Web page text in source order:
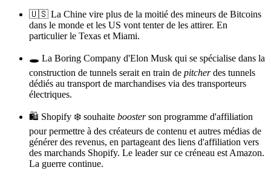
🇺🇸 La Chine vire plus de la moitié des mineurs de Bitcoins
dans le monde et les US vont tenter de les attirer. En
particulier le Texas et Miami.
🕳 La Boring Company d'Elon Musk qui se spécialise dans la
construction de tunnels serait en train de pitcherdes tunnels
dédiés au transport de marchandises via des transporteurs
électriques.
🛍 Shopify ❄️ souhaite boosterson programme d'affiliation
pour permettre à des créateurs de contenu et autres médias de
générer des revenus, en partageant des liens d'affiliation vers
des marchands Shopify. Le leader sur ce créneau est Amazon.
La guerre continue.